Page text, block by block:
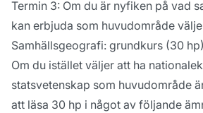
Termin 3: Om du är nyfiken på vad
kan erbjuda som huvudområde
Samhällsgeografi: grundkurs (30 hp)
Om du istället väljer att ha
statsvetenskap som huvudområde
att läsa 30 hp i något av följande